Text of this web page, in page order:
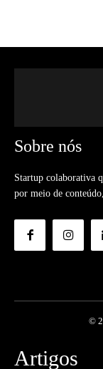
Sobre nós
Startup colaborativa
por meio de
©
Artigos